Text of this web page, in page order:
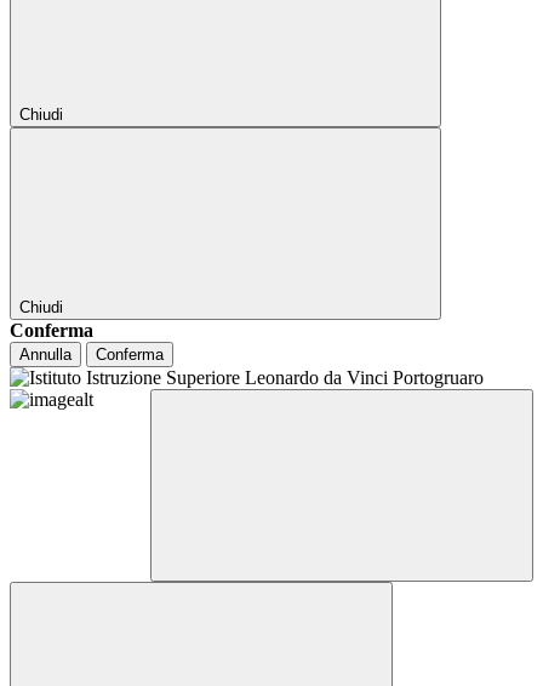
Chiudi
Chiudi
Conferma
Annulla Conferma